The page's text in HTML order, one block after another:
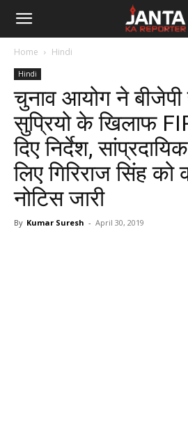
Janta
Reporter
Home Hindi
Hindi
चुनाव आयोग ने
सुप्रियो के खिलाफ
दिए निर्देश,
लिए गिरिराज सिंह
नोटिस जारी
By Kumar Suresh - April 30, 2019